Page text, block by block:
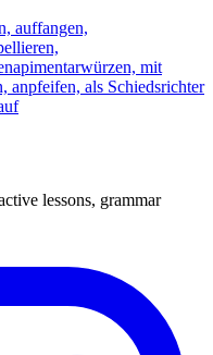
auffangen,
apimentarwürzen, mit
anpfeifen, als Schiedsrichter
lessons, grammar